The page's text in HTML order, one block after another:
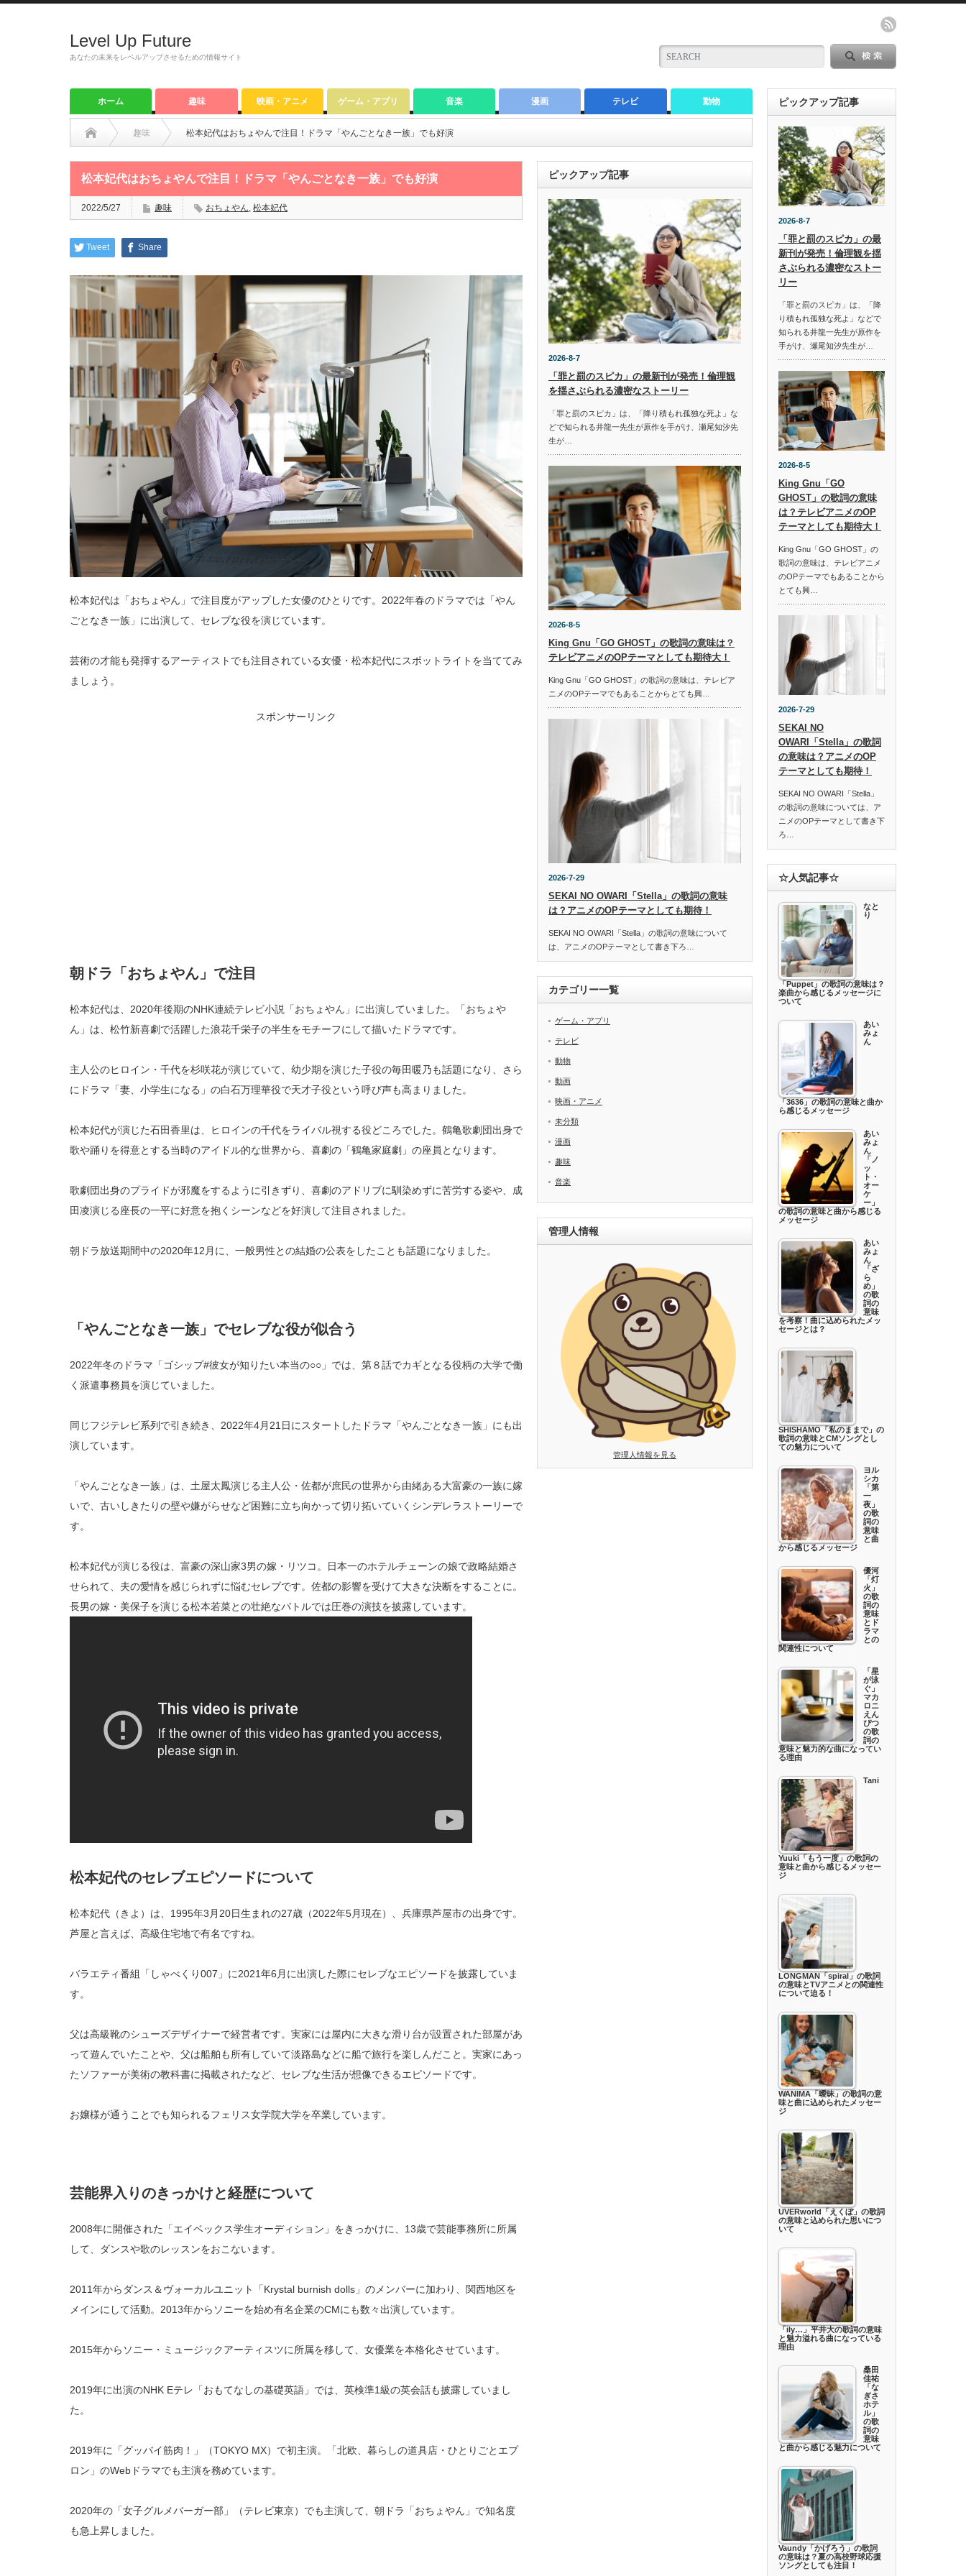
Level Up Future
あなたの未来をレベルアップさせるための情報サイト
ホーム 趣味 映画・アニメ ゲーム・アプリ 音楽 漫画 テレビ 動物
趣味 松本妃代はおちょやんで注目！ドラマ「やんごとなき一族」でも好演
松本妃代はおちょやんで注目！ドラマ「やんごとなき一族」でも好演
2022/5/27 趣味 おちょやん, 松本妃代
Tweet Share
松本妃代は「おちょやん」で注目度がアップした女優のひとりです。2022年春のドラマでは「やん
ごとなき一族」に出演して、セレブな役を演じています。
芸術の才能も発揮するアーティストでも注目されている女優・松本妃代にスポットライトを当ててみ
ましょう。
スポンサーリンク
朝ドラ「おちょやん」で注目
松本妃代は、2020年後期のNHK連続テレビ小説「おちょやん」に出演していました。「おちょや
ん」は、松竹新喜劇で活躍した浪花千栄子の半生をモチーフにして描いたドラマです。
主人公のヒロイン・千代を杉咲花が演じていて、幼少期を演じた子役の毎田暖乃も話題になり、さら
にドラマ「妻、小学生になる」の白石万理華役で天才子役という呼び声も高まりました。
松本妃代が演じた石田香里は、ヒロインの千代をライバル視する役どころでした。鶴亀歌劇団出身で
歌や踊りを得意とする当時のアイドル的な世界から、喜劇の「鶴亀家庭劇」の座員となります。
歌劇団出身のプライドが邪魔をするように引きずり、喜劇のアドリブに馴染めずに苦労する姿や、成
田凌演じる座長の一平に好意を抱くシーンなどを好演して注目されました。
朝ドラ放送期間中の2020年12月に、一般男性との結婚の公表をしたことも話題になりました。
「やんごとなき一族」でセレブな役が似合う
2022年冬のドラマ「ゴシップ#彼女が知りたい本当の○○」では、第８話でカギとなる役柄の大学で働
く派遣事務員を演じていました。
同じフジテレビ系列で引き続き、2022年4月21日にスタートしたドラマ「やんごとなき一族」にも出
演しています。
「やんごとなき一族」は、土屋太鳳演じる主人公・佐都が庶民の世界から由緒ある大富豪の一族に嫁
いで、古いしきたりの壁や嫌がらせなど困難に立ち向かって切り拓いていくシンデレラストーリーで
す。
松本妃代が演じる役は、富豪の深山家3男の嫁・リツコ。日本一のホテルチェーンの娘で政略結婚さ
せられて、夫の愛情を感じられずに悩むセレブです。佐都の影響を受けて大きな決断をすることに。
長男の嫁・美保子を演じる松本若菜との壮絶なバトルでは圧巻の演技を披露しています。
松本妃代のセレブエピソードについて
松本妃代（きよ）は、1995年3月20日生まれの27歳（2022年5月現在）、兵庫県芦屋市の出身です。
芦屋と言えば、高級住宅地で有名ですね。
バラエティ番組「しゃべくり007」に2021年6月に出演した際にセレブなエピソードを披露していま
す。
父は高級靴のシューズデザイナーで経営者です。実家には屋内に大きな滑り台が設置された部屋があ
って遊んでいたことや、父は船舶も所有していて淡路島などに船で旅行を楽しんだこと。実家にあっ
たソファーが美術の教科書に掲載されたなど、セレブな生活が想像できるエピソードです。
お嬢様が通うことでも知られるフェリス女学院大学を卒業しています。
芸能界入りのきっかけと経歴について
2008年に開催された「エイベックス学生オーディション」をきっかけに、13歳で芸能事務所に所属
して、ダンスや歌のレッスンをおこないます。
2011年からダンス＆ヴォーカルユニット「Krystal burnish dolls」のメンバーに加わり、関西地区を
メインにして活動。2013年からソニーを始め有名企業のCMにも数々出演しています。
2015年からソニー・ミュージックアーティスツに所属を移して、女優業を本格化させています。
2019年に出演のNHK Eテレ「おもてなしの基礎英語」では、英検準1級の英会話も披露していまし
た。
2019年に「グッバイ筋肉！」（TOKYO MX）で初主演。「北欧、暮らしの道具店・ひとりごとエプ
ロン」のWebドラマでも主演を務めています。
2020年の「女子グルメバーガー部」（テレビ東京）でも主演して、朝ドラ「おちょやん」で知名度
も急上昇しました。
ピックアップ記事
2026-8-7
「罪と罰のスピカ」の最新刊が発売！倫理観
を揺さぶられる濃密なストーリー
「罪と罰のスピカ」は、「降り積もれ孤独な死よ」な
どで知られる井龍一先生が原作を手がけ、瀬尾知汐先
生が…
2026-8-5
King Gnu「GO GHOST」の歌詞の意味は？
テレビアニメのOPテーマとしても期待大！
King Gnu「GO GHOST」の歌詞の意味は、テレビア
ニメのOPテーマでもあることからとても興…
2026-7-29
SEKAI NO OWARI「Stella」の歌詞の意味
は？アニメのOPテーマとしても期待！
SEKAI NO OWARI「Stella」の歌詞の意味について
は、アニメのOPテーマとして書き下ろ…
カテゴリー一覧
ゲーム・アプリ
テレビ
動物
動画
映画・アニメ
未分類
漫画
趣味
音楽
管理人情報
管理人情報を見る
ピックアップ記事
2026-8-7
「罪と罰のスピカ」の最
新刊が発売！倫理観を揺
さぶられる濃密なストー
リー
「罪と罰のスピカ」は、「降
り積もれ孤独な死よ」などで
知られる井龍一先生が原作を
手がけ、瀬尾知汐先生が…
2026-8-5
King Gnu「GO
GHOST」の歌詞の意味
は？テレビアニメのOP
テーマとしても期待大！
King Gnu「GO GHOST」の
歌詞の意味は、テレビアニメ
のOPテーマでもあることから
とても興…
2026-7-29
SEKAI NO
OWARI「Stella」の歌詞
の意味は？アニメのOP
テーマとしても期待！
SEKAI NO OWARI「Stella」
の歌詞の意味については、ア
ニメのOPテーマとして書き下
ろ…
☆人気記事☆
なと
り
「Puppet」の歌詞の意味は？
楽曲から感じるメッセージに
ついて
あい
みょ
ん
「3636」の歌詞の意味と曲か
ら感じるメッセージ
あい
みょ
ん
「ノ
ッ
ト・
オー
ケ
ー」
の歌詞の意味と曲から感じる
メッセージ
あい
みょ
ん
「ざ
ら
め」
の歌
詞の
意味
を考察！曲に込められたメッ
セージとは？
SHISHAMO「私のままで」の
歌詞の意味とCMソングとし
ての魅力について
ヨル
シカ
「第
一
夜」
の歌
詞の
意味
と曲
から感じるメッセージ
優河
「灯
火」
の歌
詞の
意味
とド
ラマ
との
関連性について
「星
が泳
ぐ」
マカ
ロニ
えん
ぴつ
の歌
詞の
意味と魅力的な曲になってい
る理由
Tani
Yuuki「もう一度」の歌詞の
意味と曲から感じるメッセー
ジ
LONGMAN「spiral」の歌詞
の意味とTVアニメとの関連性
について迫る！
WANIMA「曖昧」の歌詞の意
味と曲に込められたメッセー
ジ
UVERworld「えくぼ」の歌詞
の意味と込められた思いにつ
いて
「ily…」平井大の歌詞の意味
と魅力溢れる曲になっている
理由
桑田
佳祐
「な
ぎさ
ホテ
ル」
の歌
詞の
意味
と曲から感じる魅力について
Vaundy「かげろう」の歌詞
の意味は？夏の高校野球応援
ソングとしても注目！